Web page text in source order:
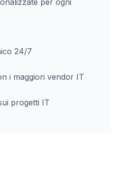
per ogni
24/7
i maggiori vendor IT
progetti IT